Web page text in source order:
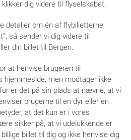
dig videre til flyselskabet.
detaljer om én af flybilletterne,
så sender vi dig videre til
din billet til Bergen.
at henvise brugeren til
hjemmeside, men modtager ikke
er det på sin plads at nævne, at vi
brugerne til en dyr eller en
at det kun er i vores
sikker på, at vi udelukkende er
billet til dig og ikke henvise dig